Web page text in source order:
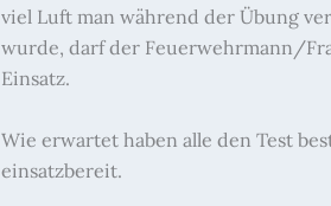
viel Luft man während der Übung
wurde, darf der Feuerwehrmann/
Einsatz.
Wie erwartet haben alle den Test
einsatzbereit.